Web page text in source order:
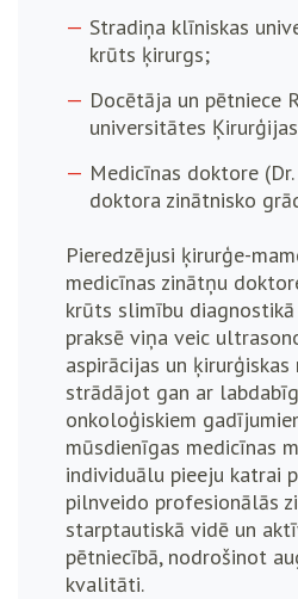
Stradiņa klīniskas
krūts ķirurgs;
Docētāja un pētniece
universitātes
Medicīnas doktore
doktora zinātnisko
Pieredzējusi ķirurģe-
medicīnas zinātņu
krūts slimību diagnostikā
praksē viņa veic
aspirācijas un ķirurģiskas
strādājot gan ar
onkoloģiskiem
mūsdienīgas medicīnas
individuālu pieeju katrai
pilnveido profesionālās
starptautiskā vidē un
pētniecībā, nodrošinot
kvalitāti.